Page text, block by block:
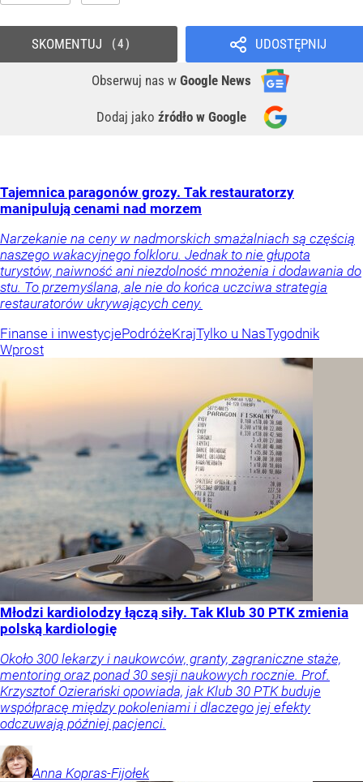
UDOSTĘPNIJ
Obserwuj nas w Google News
Dodaj jako źródło w Google
SKOMENTUJ 4
Tajemnica paragonów grozy. Tak restauratorzy
manipulują cenami nad morzem
Narzekanie na ceny w nadmorskich smażalniach są częścią
naszego wakacyjnego folkloru. Jednak to nie głupota
turystów, naiwność ani niezdolność mnożenia i dodawania do
stu. To przemyślana, ale nie do końca uczciwa strategia
restauratorów ukrywających ceny.
Finanse i inwestycjePodróżeKrajTylko u NasTygodnik
Wprost
Młodzi kardiolodzy łączą siły. Tak Klub 30 PTK zmienia
polską kardiologię
Około 300 lekarzy i naukowców, granty, zagraniczne staże,
mentoring oraz ponad 30 sesji naukowych rocznie. Prof.
Krzysztof Ozierański opowiada, jak Klub 30 PTK buduje
współpracę między pokoleniami i dlaczego jej efekty
odczuwają później pacjenci.
Anna Kopras-Fijołek